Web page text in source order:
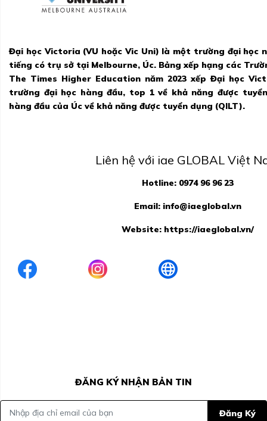
Đại học Victoria (VU hoặc Vic Uni) là một trường đại học
tiếng có trụ sở tại Melbourne, Úc. Bảng xếp hạng các
The Times Higher Education năm 2023 xếp Đại học
trường đại học hàng đầu, top 1 về khả năng được
hàng đầu của Úc về khả năng được tuyển dụng (QILT).
Liên hệ với iae GLOBAL Việt
Hotline: 0974 96 96 23
Email: info@iaeglobal.vn
Website: https://iaeglobal.vn/
ĐĂNG KÝ NHẬN BẢN TIN
Đăng Ký